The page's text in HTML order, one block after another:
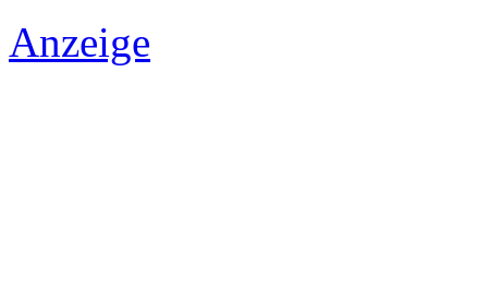
Anzeige